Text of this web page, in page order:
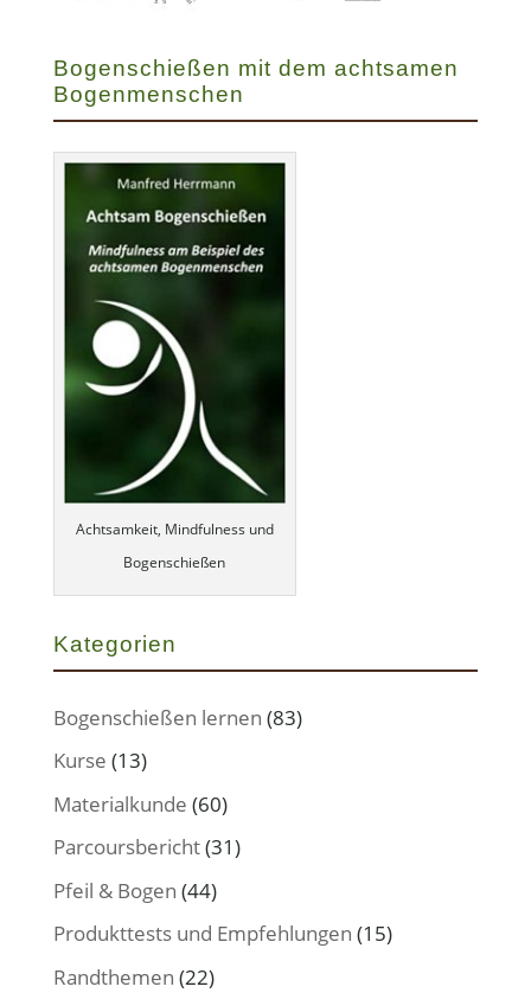
Bogenschießen mit dem achtsamen
Bogenmenschen
Achtsamkeit, Mindfulness und
Bogenschießen
Kategorien
Bogenschießen lernen (83)
Kurse (13)
Materialkunde (60)
Parcoursbericht(31)
Pfeil & Bogen (44)
Produkttests und Empfehlungen (15)
Randthemen (22)